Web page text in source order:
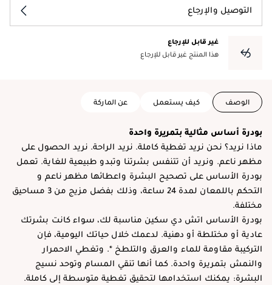
التوصيل والإرجاع
غير قابل للإرجاع
هذا المنتج غير قابل للإرجاع
الوصف كيف يستعمل عن الماركة
بودرة أساس مثالية بتمريرة واحدة
ماذا نريد؟ نحن نريد تغطية كاملة. نريد الراحة. نريد الحصول على
مظهر ناعم. ونريد أن تتنفس بشرتنا وتبدو طبيعية للغاية. تعمل
بودرة الأساس على تصحيح البشرة واعطائها مظهر ناعم و
التحكم باللمعان لمدة 24 ساعة، وذلك بفضل مزيج من 3 مساحيق
مختلفة.
بودرة الأساس اتش دي سكين مناسبة لك، سواء كانت بشرتك
عادية أو مختلطة أو دهنية. لدعمك خلال حياتك اليومية، فإن
التركيبة مقاومة للماء والعرق والتلطخ *. وتغطي الاحمرار
والنمش بتمريرة واحدة. كما أنها تنقي المسام وتوحد نسيج
البشرة: يمكنك استخدامها لتحقيق تغطية متوسطة إلى كاملة.